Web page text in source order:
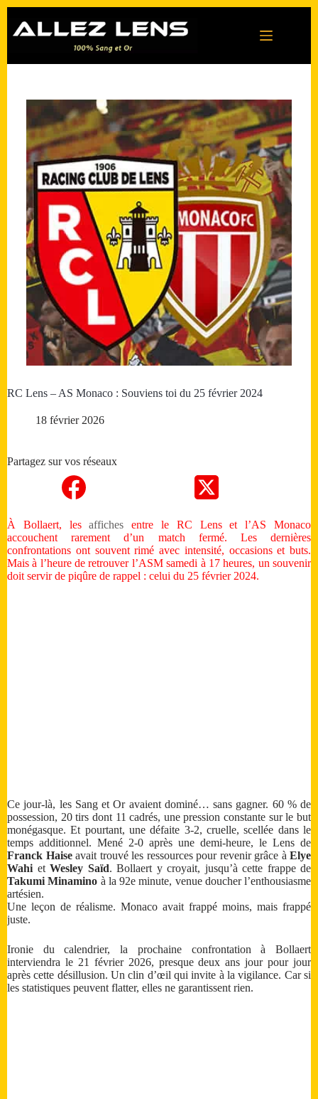
contenu
RC Lens – AS Monaco : Souviens toi du 25 février 2024
18 février 2026
Partagez sur vos réseaux
À Bollaert, lesaffiches entre le RC Lens et l’AS Monaco
accouchent rarement d’un match fermé. Les dernières
confrontations ont souvent rimé avec intensité, occasions et buts.
Mais à l’heure de retrouver l’ASM samedi à 17 heures, un souvenir
doit servir de piqûre de rappel : celui du 25 février 2024.
Ce jour-là, les Sang et Or avaient dominé… sans gagner. 60 % de
possession, 20 tirs dont 11 cadrés, une pression constante sur le but
monégasque. Et pourtant, une défaite 3-2, cruelle, scellée dans le
temps additionnel. Mené 2-0 après une demi-heure, le Lens de
Franck Haiseavait trouvé les ressources pour revenir grâce à Elye
Wahi et Wesley Saïd. Bollaert y croyait, jusqu’à cette frappe de
Takumi Minamino à la 92e minute, venue doucher l’enthousiasme
artésien.
Une leçon de réalisme. Monaco avait frappé moins, mais frappé
juste.
Ironie du calendrier, la prochaine confrontation à Bollaert
interviendra le 21 février 2026, presque deux ans jour pour jour
après cette désillusion. Un clin d’œil qui invite à la vigilance. Car si
les statistiques peuvent flatter, elles ne garantissent rien.